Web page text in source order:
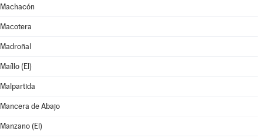
Machacón
Macotera
Madroñal
Maíllo (El)
Malpartida
Mancera de Abajo
Manzano (El)